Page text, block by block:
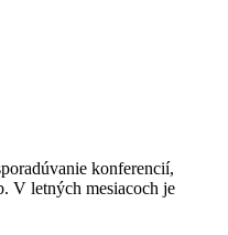
konferencií,
V letných mesiacoch je